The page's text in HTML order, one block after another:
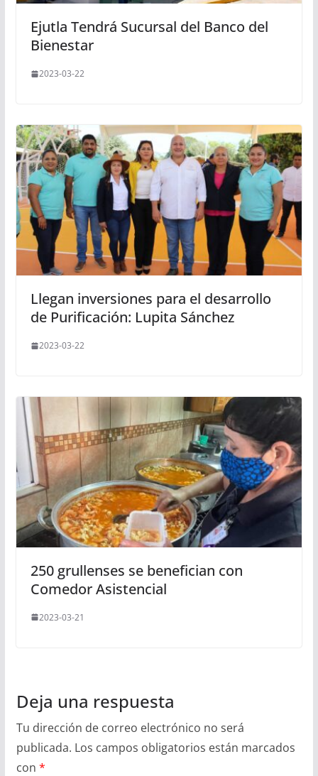
Ejutla Tendrá Sucursal del Banco del
Bienestar
2023-03-22
Llegan inversiones para el desarrollo
de Purificación: Lupita Sánchez
2023-03-22
250 grullenses se benefician con
Comedor Asistencial
2023-03-21
Deja una respuesta
Tu dirección de correo electrónico no será
publicada. Los campos obligatorios están marcados
con *